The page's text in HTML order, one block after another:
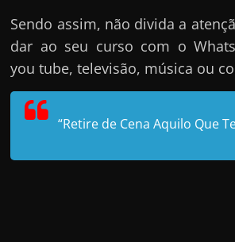
Sendo assim, não divida a
dar ao seu curso com o
you tube, televisão, música ou
“Retire de Cena Aquilo Que